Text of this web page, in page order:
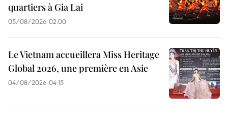
quartiers à Gia Lai
05/08/2026 02:00
Le Vietnam accueillera Miss Heritage
Global 2026, une première en Asie
04/08/2026 04:15